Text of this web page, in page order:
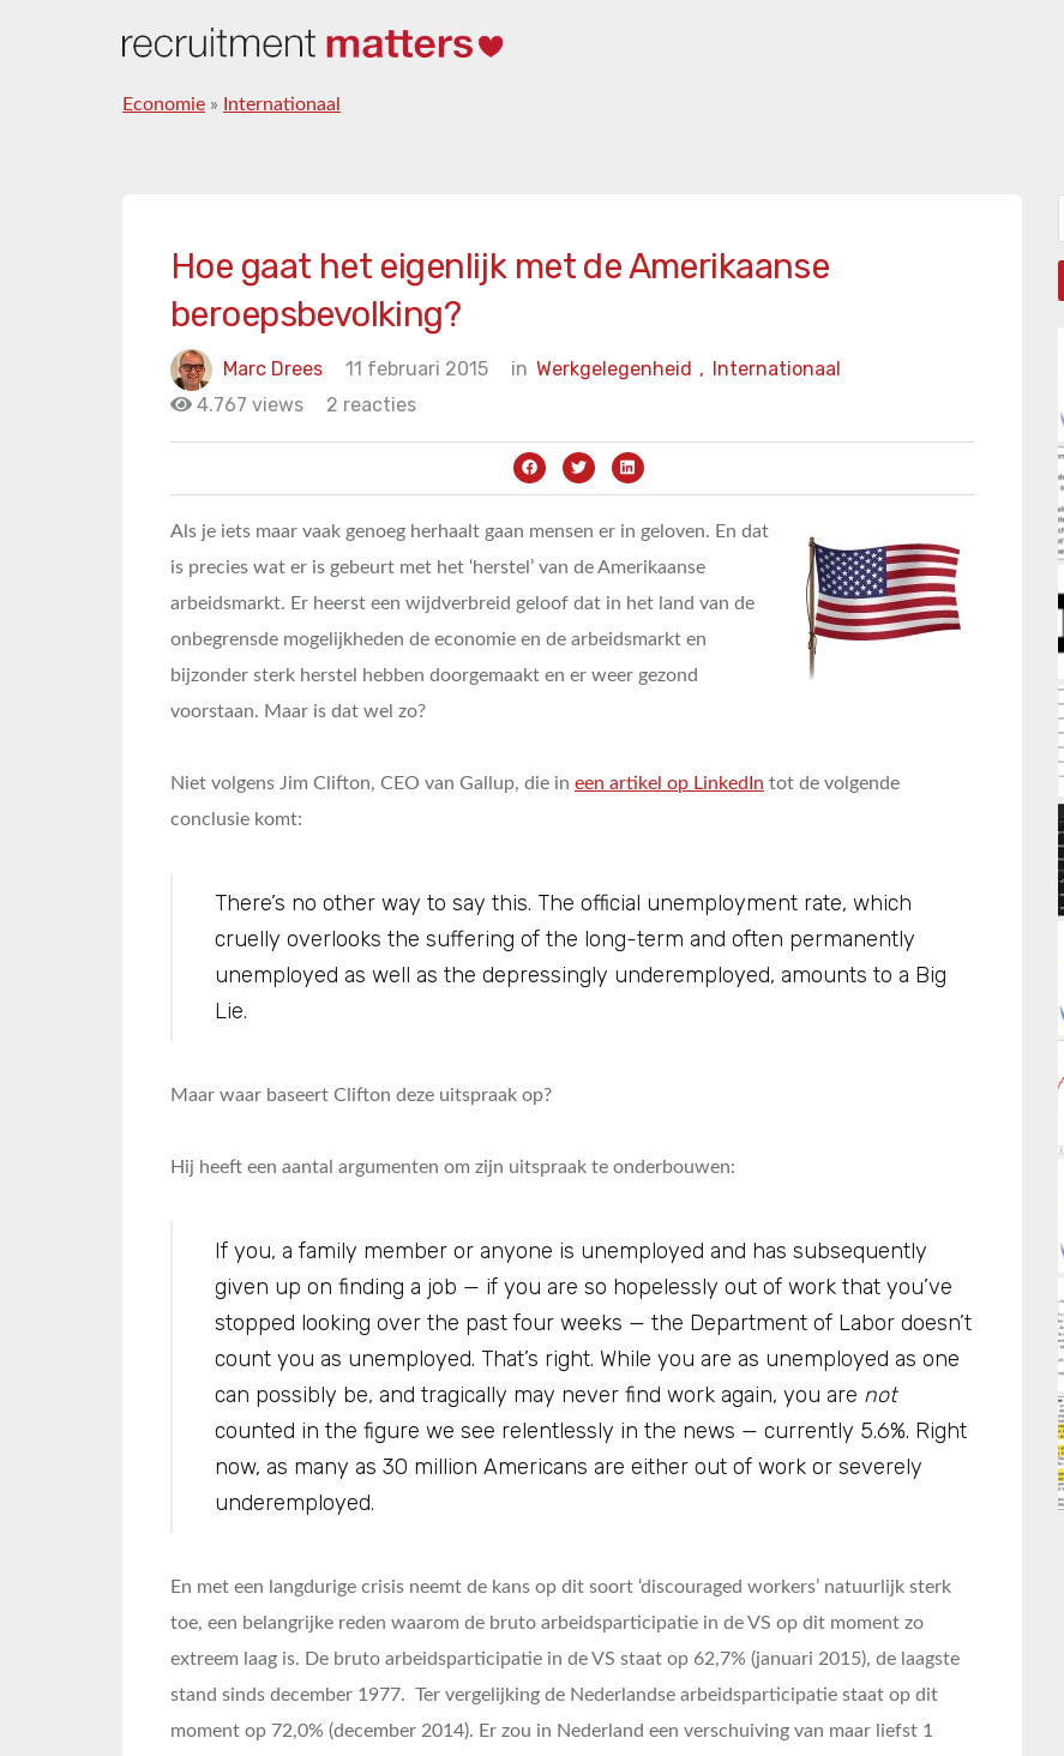
Economie » Internationaal
Hoe gaat het eigenlijk met de Amerikaanse
beroepsbevolking?
Marc Drees 11 februari 2015 in Internationaal
Werkgelegenheid ,
4.767 views
2 reacties
Als je iets maar vaak genoeg herhaalt gaan mensen er in geloven. En dat
is precies wat er is gebeurt met het ‘herstel’ van de Amerikaanse
arbeidsmarkt. Er heerst een wijdverbreid geloof dat in het land van de
onbegrensde mogelijkheden de economie en de arbeidsmarkt en
bijzonder sterk herstel hebben doorgemaakt en er weer gezond
voorstaan. Maar is dat wel zo?
Niet volgens Jim Clifton, CEO van Gallup, die in een artikel op LinkedIn tot de volgende
conclusie komt:
There’s no other way to say this. The official unemployment rate, which
cruelly overlooks the suffering of the long-term and often permanently
unemployed as well as the depressingly underemployed, amounts to a Big
Lie.
Maar waar baseert Clifton deze uitspraak op?
Hij heeft een aantal argumenten om zijn uitspraak te onderbouwen:
If you, a family member or anyone is unemployed and has subsequently
given up on finding a job — if you are so hopelessly out of work that you’ve
stopped looking over the past four weeks — the Department of Labor doesn’t
count you as unemployed. That’s right. While you are as unemployed as one
can possibly be, and tragically may never find work again, you are not
counted in the figure we see relentlessly in the news — currently 5.6%. Right
now, as many as 30 million Americans are either out of work or severely
underemployed.
En met een langdurige crisis neemt de kans op dit soort ‘discouraged workers’ natuurlijk sterk
toe, een belangrijke reden waarom de bruto arbeidsparticipatie in de VS op dit moment zo
extreem laag is. De bruto arbeidsparticipatie in de VS staat op 62,7% (januari 2015), de laagste
stand sinds december 1977. Ter vergelijking de Nederlandse arbeidsparticipatie staat op dit
moment op 72,0% (december 2014). Er zou in Nederland een verschuiving van maar liefst 1